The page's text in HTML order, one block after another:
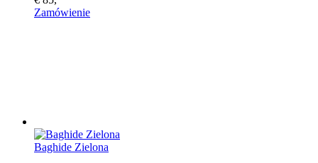
Zamówienie
Baghide Zielona